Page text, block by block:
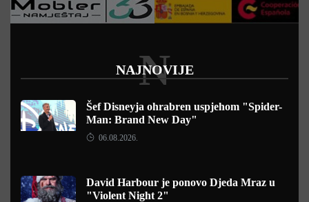
NAJNOVIJE
N
Šef Disneyja ohrabren uspjehom "Spider-
Man: Brand New Day"
06.08.2026.
David Harbour je ponovo Djeda Mraz u
"Violent Night 2"